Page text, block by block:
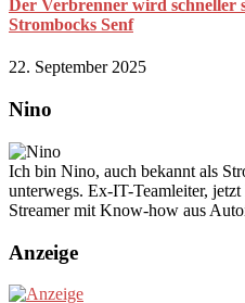
Der Verbrenner wird schneller
Strombocks Senf
22. September 2025
Nino
Ich bin Nino, auch bekannt als
unterwegs. Ex-IT-Teamleiter,
Streamer mit Know-how aus
Anzeige